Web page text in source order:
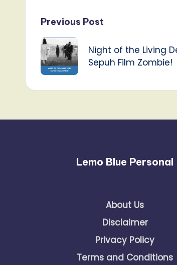
Post
navigation
Previous Post
Night of the Living
Sepuh Film Zombie!
Lemo Blue Personal
About Us
Disclaimer
Privacy Policy
Terms and Conditions